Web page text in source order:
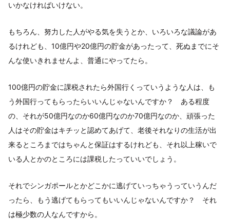
いかなければいけない。
もちろん、努力した人がやる気を失うとか、いろいろな議論があ
るけれども、10億円や20億円の貯金があったって、死ぬまでにそ
んな使いきれませんよ、普通にやってたら。
100億円の貯金に課税されたら外国行くっていうような人は、も
う外国行ってもらったらいいんじゃないんですか？ ある程度
の、それが50億円なのか60億円なのか70億円なのか、頑張った
人はその貯金はキチッと認めてあげて、老後それなりの生活が出
来るところまではちゃんと保証はするけれども、それ以上稼いで
いる人とかのところには課税したっていいでしょう。
それでシンガポールとかどこかに逃げていっちゃうっていうんだ
ったら、もう逃げてもらってもいいんじゃないんですか？ それ
は極少数の人なんですから。